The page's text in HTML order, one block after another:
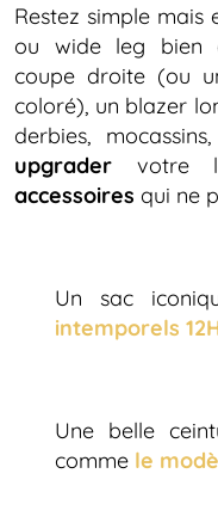
Restez simple mais
ou wide leg bien
coupe droite (ou
coloré), un blazer
derbies,
upgrader votre
accessoires qui ne
Un sac
intemporels
Une belle
comme le